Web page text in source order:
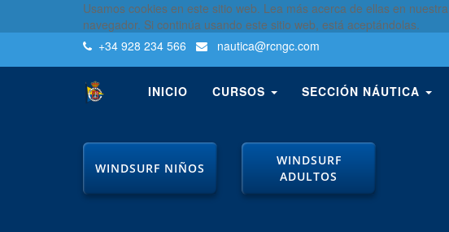
Usamos cookies en este sitio web. Lea más acerca de ellas en nuestra
navegador. Si continúa usando este sitio web, está aceptándolas.
+34 928 234 566
nautica@rcngc.com
INICIO CURSOS SECCIÓN NÁUTICA
WINDSURF NIÑOS
WINDSURF
ADULTOS